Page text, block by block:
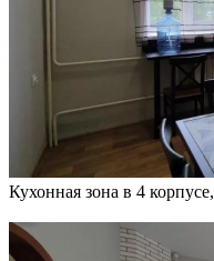
Кухонная зона в 4